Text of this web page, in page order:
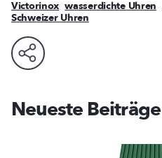
Victorinox wasserdichte Uhren
Schweizer Uhren
Neueste Beiträge